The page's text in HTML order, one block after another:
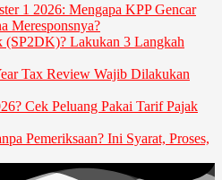
1 2026: Mengapa KPP Gencar
Meresponsnya?
(SP2DK)? Lakukan 3 Langkah
Tax Review Wajib Dilakukan
Cek Peluang Pakai Tarif Pajak
Pemeriksaan? Ini Syarat, Proses,